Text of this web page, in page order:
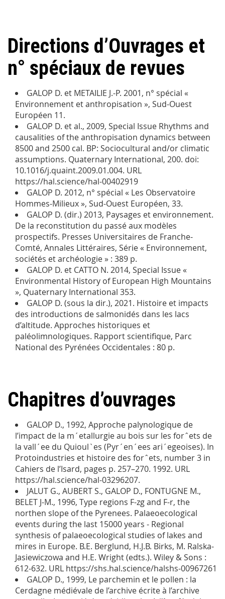
Directions d’Ouvrages et
n° spéciaux de revues
GALOP D. et METAILIE J.-P. 2001, n° spécial «
Environnement et anthropisation », Sud-Ouest
Européen 11.
GALOP D. et al., 2009, Special Issue Rhythms and
causalities of the anthropisation dynamics between
8500 and 2500 cal. BP: Sociocultural and/or climatic
assumptions. Quaternary International, 200. doi:
10.1016/j.quaint.2009.01.004. URL
https://hal.science/hal-00402919
GALOP D. 2012, n° spécial « Les Observatoire
Hommes-Milieux », Sud-Ouest Européen, 33.
GALOP D. (dir.) 2013, Paysages et environnement.
De la reconstitution du passé aux modèles
prospectifs. Presses Universitaires de Franche-
Comté, Annales Littéraires, Série « Environnement,
sociétés et archéologie » : 389 p.
GALOP D. et CATTO N. 2014, Special Issue «
Environmental History of European High Mountains
», Quaternary International 353.
GALOP D. (sous la dir.), 2021. Histoire et impacts
des introductions de salmonidés dans les lacs
d’altitude. Approches historiques et
paléolimnologiques. Rapport scientifique, Parc
National des Pyrénées Occidentales : 80 p.
Chapitres d’ouvrages
GALOP D., 1992, Approche palynologique de
l’impact de la m´etallurgie au bois sur les forˆets de
la vall´ee du Quioul`es (Pyr´en´ees ari´egeoises). In
Protoindustries et histoire des forˆets, number 3 in
Cahiers de l’Isard, pages p. 257–270. 1992. URL
https://hal.science/hal-03296207.
JALUT G., AUBERT S., GALOP D., FONTUGNE M.,
BELET J-M., 1996, Type regions F-zg and F-r, the
northen slope of the Pyrenees. Palaeoecological
events during the last 15000 years - Regional
synthesis of palaeoecological studies of lakes and
mires in Europe. B.E. Berglund, H.J.B. Birks, M. Ralska-
Jasiewiczowa and H.E. Wright (edts.). Wiley & Sons :
612-632. URL https://shs.hal.science/halshs-00967261
GALOP D., 1999, Le parchemin et le pollen : la
Cerdagne médiévale de l’archive écrite à l’archive